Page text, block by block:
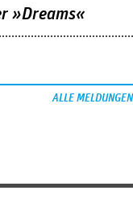
»Dreams«
ALLE MELDUNGEN